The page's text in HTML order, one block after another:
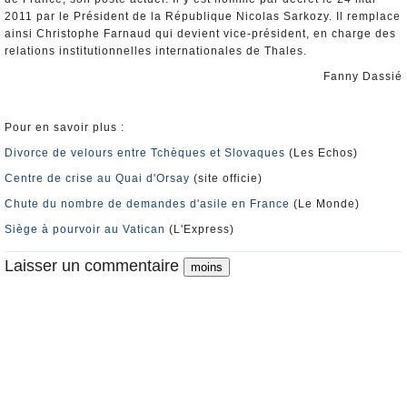
2011 par le Président de la République Nicolas Sarkozy. Il remplace
ainsi Christophe Farnaud qui devient vice-président, en charge des
relations institutionnelles internationales de Thales.
Fanny Dassié
Pour en savoir plus :
Divorce de velours entre Tchèques et Slovaques (Les Echos)
Centre de crise au Quai d'Orsay (site officie)
Chute du nombre de demandes d'asile en France (Le Monde)
Siège à pourvoir au Vatican (L'Express)
Laisser un commentaire